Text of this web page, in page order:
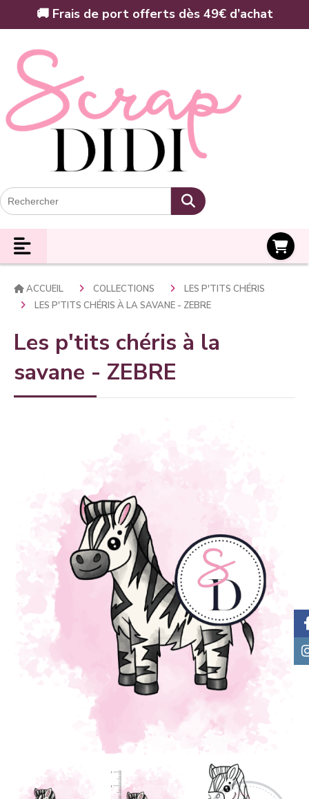
🚚 Frais de port offerts dès 49€ d’achat
ACCUEIL COLLECTIONS
LES P'TITS CHÉRIS
LES P'TITS CHÉRIS À LA SAVANE - ZEBRE
Les p'tits chéris à la
savane - ZEBRE